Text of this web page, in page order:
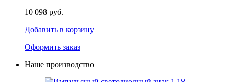
10 098 руб.
Добавить в корзину
Оформить заказ
Наше производство